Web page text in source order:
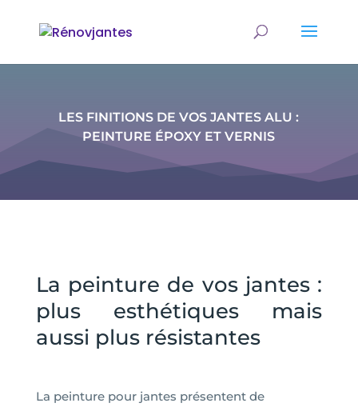
LES FINITIONS DE VOS JANTES ALU :
PEINTURE ÉPOXY ET VERNIS
La peinture de vos jantes :
plus esthétiques mais
aussi plus résistantes
La peinture pour jantes présentent de